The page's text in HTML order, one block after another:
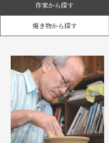
作家から探す
焼き物から探す